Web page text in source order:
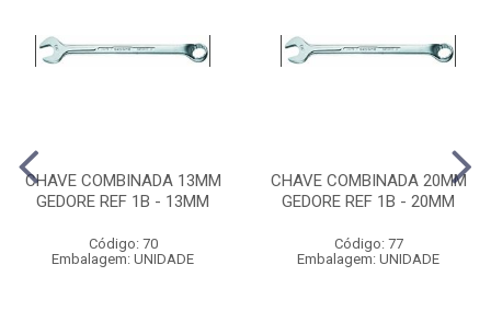
CHAVE COMBINADA 13MM
GEDORE REF 1B - 13MM
Código: 70
Embalagem: UNIDADE
CHAVE COMBINADA 20MM
GEDORE REF 1B - 20MM
Código: 77
Embalagem: UNIDADE